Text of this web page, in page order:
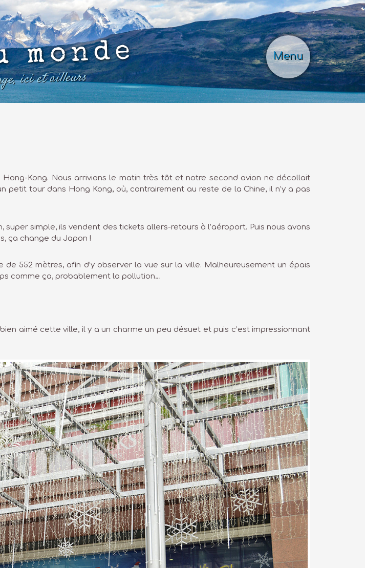
Menu
monde
ici et ailleurs
Kong. Nous arrivions le matin très tôt et notre second avion ne décollait
tour dans Hong Kong, où, contrairement au reste de la Chine, il n’y a pas
simple, ils vendent des tickets allers-retours à l’aéroport. Puis nous avons
ça change du Japon !
552 mètres, afin d’y observer la vue sur la ville. Malheureusement un épais
comme ça, probablement la pollution…
aimé cette ville, il y a un charme un peu désuet et puis c’est impressionnant